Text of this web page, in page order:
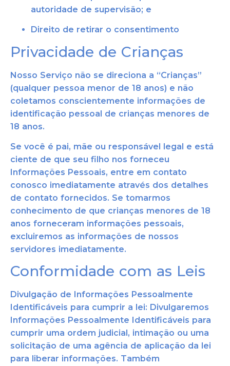
autoridade de supervisão; e
Direito de retirar o consentimento
Privacidade de Crianças
Nosso Serviço não se direciona a “Crianças”
(qualquer pessoa menor de 18 anos) e não
coletamos conscientemente informações de
identificação pessoal de crianças menores de
18 anos.
Se você é pai, mãe ou responsável legal e está
ciente de que seu filho nos forneceu
Informações Pessoais, entre em contato
conosco imediatamente através dos detalhes
de contato fornecidos. Se tomarmos
conhecimento de que crianças menores de 18
anos forneceram informações pessoais,
excluiremos as informações de nossos
servidores imediatamente.
Conformidade com as Leis
Divulgação de Informações Pessoalmente
Identificáveis para cumprir a lei: Divulgaremos
Informações Pessoalmente Identificáveis para
cumprir uma ordem judicial, intimação ou uma
solicitação de uma agência de aplicação da lei
para liberar informações. Também